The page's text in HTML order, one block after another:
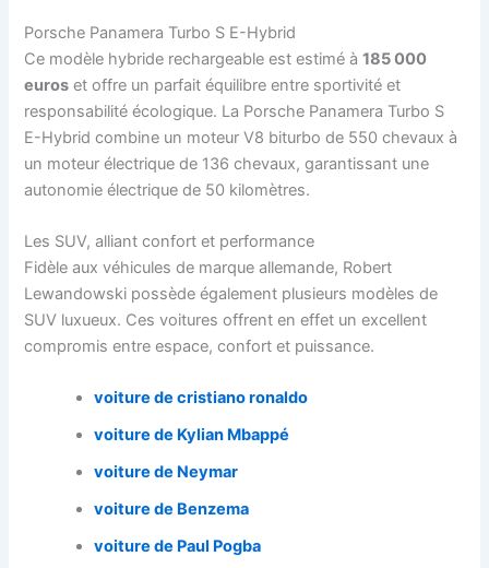
Porsche Panamera Turbo S E-Hybrid
Ce modèle hybride rechargeable est estimé à185 000
euros et offre un parfait équilibre entre sportivité et
responsabilité écologique. La Porsche Panamera Turbo S
E-Hybrid combine un moteur V8 biturbo de 550 chevaux à
un moteur électrique de 136 chevaux, garantissant une
autonomie électrique de 50 kilomètres.
Les SUV, alliant confort et performance
Fidèle aux véhicules de marque allemande, Robert
Lewandowski possède également plusieurs modèles de
SUV luxueux. Ces voitures offrent en effet un excellent
compromis entre espace, confort et puissance.
voiture de cristiano ronaldo
voiture de Kylian Mbappé
voiture de Neymar
voiture de Benzema
voiture de Paul Pogba